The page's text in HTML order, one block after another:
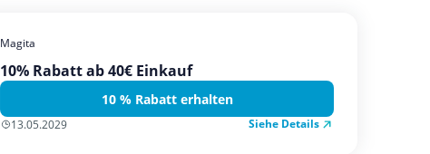
Magita
10% Rabatt ab 40€ Einkauf
10 % Rabatt erhalten
13.05.2029 Siehe Details